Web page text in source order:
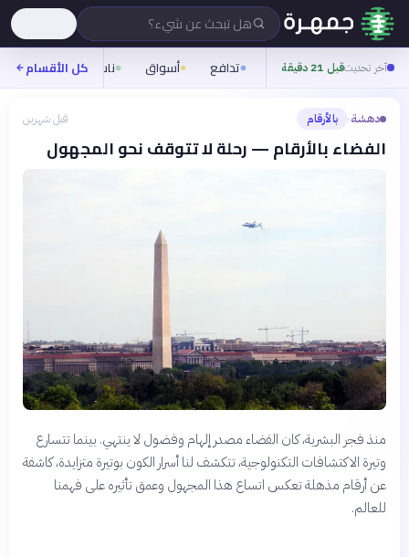
هل تبحث عن شيء؟
آخر تحديثقبل 21 دقيقة تدافع أسواق ناس روح
كل الأقسام
دهشة› بالأرقام قبل شهرين
الفضاء بالأرقام — رحلة لا تتوقف نحو المجهول
منذ فجر البشرية، كان الفضاء مصدر إلهام وفضول لا ينتهي. بينما تتسارع
وتيرة الاكتشافات التكنولوجية، تتكشف لنا أسرار الكون بوتيرة متزايدة، كاشفة
عن أرقام مذهلة تعكس اتساع هذا المجهول وعمق تأثيره على فهمنا
للعالم.